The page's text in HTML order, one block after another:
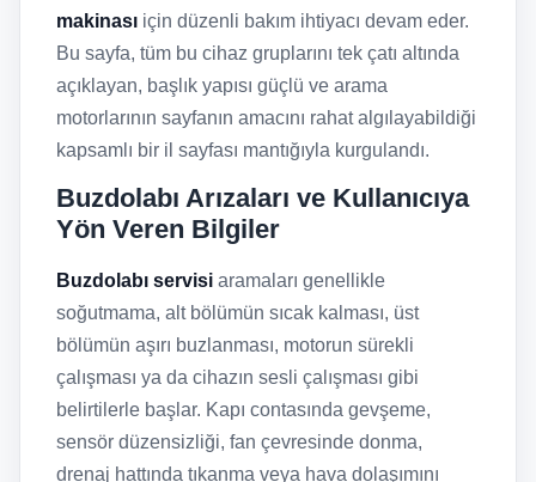
makinası için düzenli bakım ihtiyacı devam eder.
Bu sayfa, tüm bu cihaz gruplarını tek çatı altında
açıklayan, başlık yapısı güçlü ve arama
motorlarının sayfanın amacını rahat algılayabildiği
kapsamlı bir il sayfası mantığıyla kurgulandı.
Buzdolabı Arızaları ve Kullanıcıya
Yön Veren Bilgiler
Buzdolabı servisi aramaları genellikle
soğutmama, alt bölümün sıcak kalması, üst
bölümün aşırı buzlanması, motorun sürekli
çalışması ya da cihazın sesli çalışması gibi
belirtilerle başlar. Kapı contasında gevşeme,
sensör düzensizliği, fan çevresinde donma,
drenaj hattında tıkanma veya hava dolaşımını